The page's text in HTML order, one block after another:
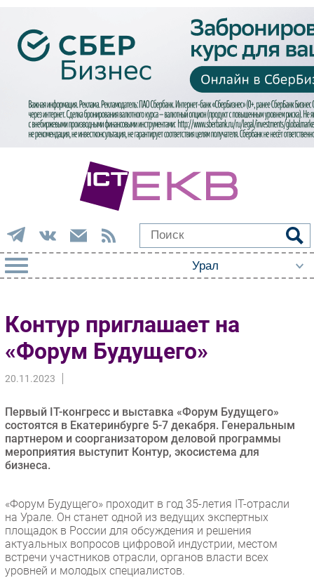
Импорто­замещение
Автоматизация Промышленности
Интернет
Фиксированная связь
Интеграция
Рынок ПК
Маркетинг
Оборудование
ПО
Outsourcing
Кадры
Контур приглашает на
«Форум Будущего»
20.11.2023
Первый IT-конгресс и выставка «Форум Будущего»
состоятся в Екатеринбурге 5-7 декабря. Генеральным
партнером и соорганизатором деловой программы
мероприятия выступит Контур, экосистема для
бизнеса.
«Форум Будущего» проходит в год 35-летия IT-отрасли
на Урале. Он станет одной из ведущих экспертных
площадок в России для обсуждения и решения
актуальных вопросов цифровой индустрии, местом
встречи участников отрасли, органов власти всех
уровней и молодых специалистов.